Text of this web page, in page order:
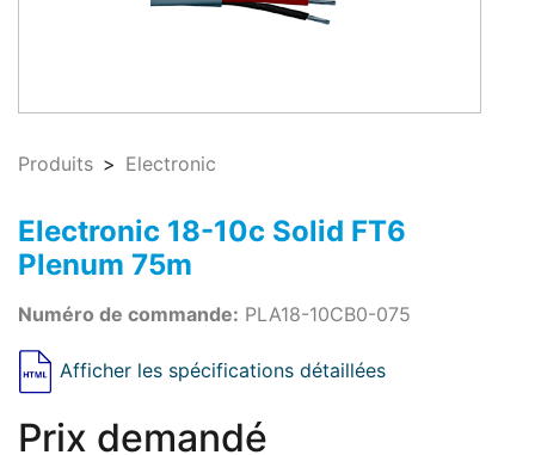
Produits Electronic
Electronic 18-10c Solid FT6
Plenum 75m
Numéro de commande: PLA18-10CB0-075
Afficher les spécifications détaillées
Prix demandé